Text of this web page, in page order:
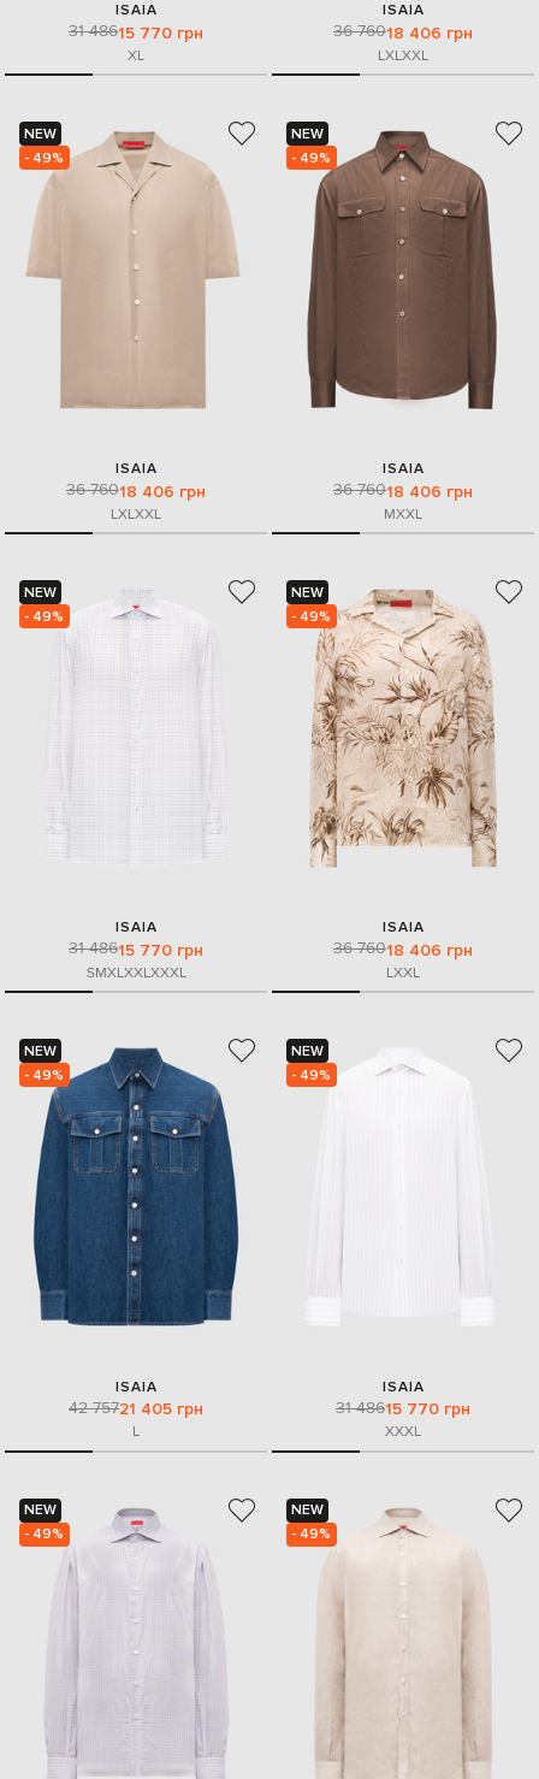
ISAIA
31 48615 770 грн
XL
ISAIA
36 76018 406 грн
LXLXXL
NEW
- 49%
ISAIA
36 76018 406 грн
LXLXXL
NEW
- 49%
ISAIA
36 76018 406 грн
MXXL
NEW
- 49%
ISAIA
31 48615 770 грн
SMXLXXLXXXL
NEW
- 49%
ISAIA
36 76018 406 грн
LXXL
NEW
- 49%
ISAIA
42 75721 405 грн
L
NEW
- 49%
ISAIA
31 48615 770 грн
XXXL
NEW
- 49%
NEW
- 49%